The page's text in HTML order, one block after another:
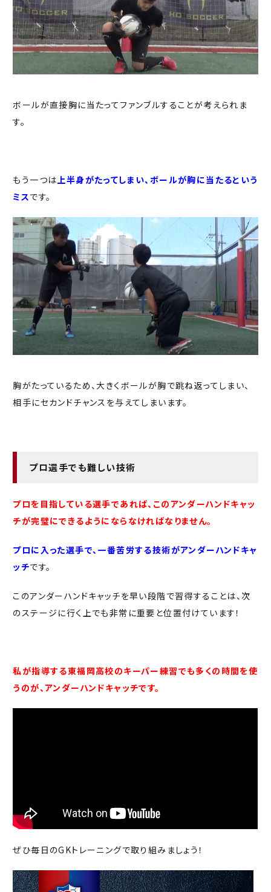
ボールが直接胸に当たってファンブルすることが考えられま
す。
もう一つは上半身がたってしまい、ボールが胸に当たるという
ミスです。
胸がたっているため、大きくボールが胸で跳ね返ってしまい、
相手にセカンドチャンスを与えてしまいます。
プロ選手でも難しい技術
プロを目指している選手であれば、このアンダーハンドキャッ
チが完璧にできるようにならなければなりません。
プロに入った選手で、一番苦労する技術がアンダーハンドキャ
ッチです。
このアンダーハンドキャッチを早い段階で習得することは、次
のステージに行く上でも非常に重要と位置付けています！
私が指導する東福岡高校のキーパー練習でも多くの時間を使
うのが、アンダーハンドキャッチです。
ぜひ毎日のGKトレーニングで取り組みましょう！